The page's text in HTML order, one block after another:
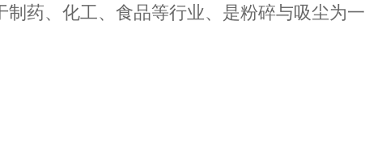
药、化工、食品等行业、是粉碎与吸尘为一